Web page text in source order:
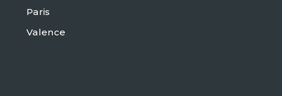
Paris
Valence